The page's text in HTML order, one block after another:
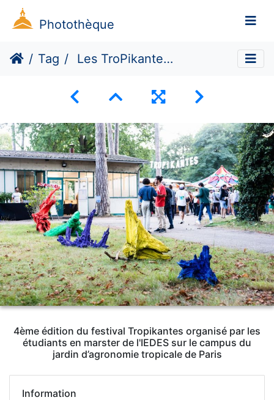
Photothèque
Tag Les TroPikantes #4 (Dé)construire demain
4ème édition du festival Tropikantes organisé par les
étudiants en marster de l'IEDES sur le campus du
jardin d’agronomie tropicale de Paris
Information